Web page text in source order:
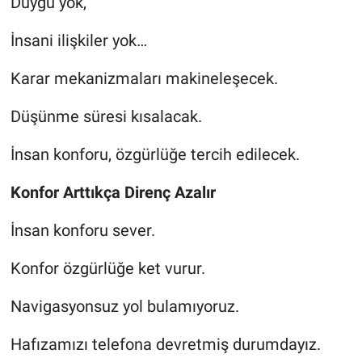
İnsani ilişkiler yok…
Karar mekanizmaları makineleşecek.
Düşünme süresi kısalacak.
İnsan konforu, özgürlüğe tercih edilecek.
Konfor Arttıkça Direnç Azalır
İnsan konforu sever.
Konfor özgürlüğe ket vurur.
Navigasyonsuz yol bulamıyoruz.
Hafızamızı telefona devretmiş durumdayız.